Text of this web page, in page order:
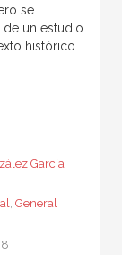
se
un estudio
histórico
García
, General